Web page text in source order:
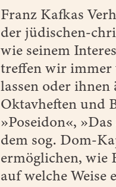
Franz Kafkas
der jüdischen-
wie seinem
treffen wir immer
lassen oder ihnen
Oktavheften und
»Poseidon«,
dem sog. Dom-
ermöglichen, wie
auf welche Weise